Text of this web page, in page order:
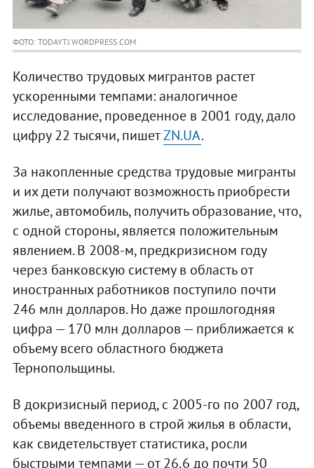
ФОТО: TODAYTJ.WORDPRESS.COM
Количество трудовых мигрантов растет
ускоренными темпами: аналогичное
исследование, проведенное в 2001 году, дало
цифру 22 тысячи, пишетZN.UA.
За накопленные средства трудовые мигранты
и их дети получают возможность приобрести
жилье, автомобиль, получить образование, что,
с одной стороны, является положительным
явлением. В 2008-м, предкризисном году
через банковскую систему в область от
иностранных работников поступило почти
246 млн долларов. Но даже прошлогодняя
цифра — 170 млн долларов — приближается к
объему всего областного бюджета
Тернопольщины.
В докризисный период, с 2005-го по 2007 год,
объемы введенного в строй жилья в области,
как свидетельствует статистика, росли
быстрыми темпами — от 26,6 до почти 50